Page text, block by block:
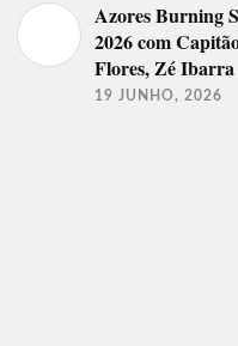
Azores Burning
2026 com
Flores, Zé Ibarra
19 JUNHO, 2026